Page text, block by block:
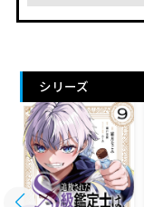
シリーズ